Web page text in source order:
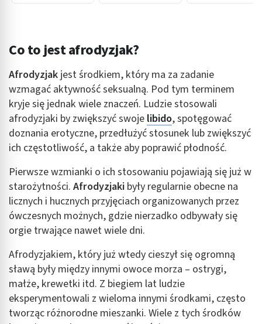
Co to jest afrodyzjak?
Afrodyzjak jest środkiem, który ma za zadanie
wzmagać aktywność seksualną. Pod tym terminem
kryje się jednak wiele znaczeń. Ludzie stosowali
afrodyzjaki by zwiększyć swoje libido, spotęgować
doznania erotyczne, przedłużyć stosunek lub zwiększyć
ich częstotliwość, a także aby poprawić płodność.
Pierwsze wzmianki o ich stosowaniu pojawiają się już w
starożytności. Afrodyzjaki były regularnie obecne na
licznych i hucznych przyjęciach organizowanych przez
ówczesnych możnych, gdzie nierzadko odbywały się
orgie trwające nawet wiele dni.
Afrodyzjakiem, który już wtedy cieszył się ogromną
sławą były między innymi owoce morza – ostrygi,
małże, krewetki itd. Z biegiem lat ludzie
eksperymentowali z wieloma innymi środkami, często
tworząc różnorodne mieszanki. Wiele z tych środków